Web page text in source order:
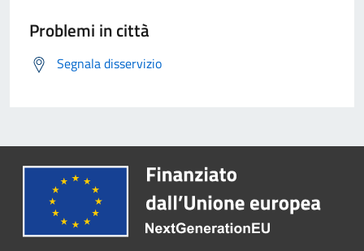
Problemi in città
Segnala disservizio